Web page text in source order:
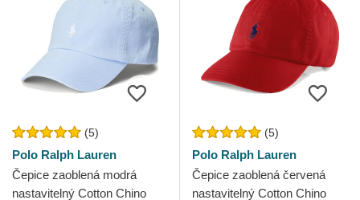
(5)
Polo Ralph Lauren
Čepice zaoblená modrá
nastavitelný Cotton Chino
(5)
Polo Ralph Lauren
Čepice zaoblená červená
nastavitelný Cotton Chino